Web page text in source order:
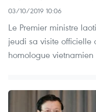
03/10/2019 10:06
Le Premier ministre
jeudi sa visite officielle
homologue